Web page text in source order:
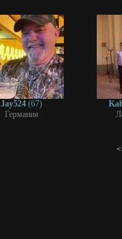
Jay524 (67)
Германия